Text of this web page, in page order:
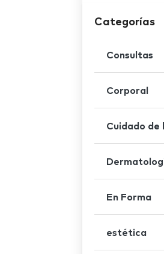
Categorías
Consultas
Corporal
Cuidado de
En Forma
estética